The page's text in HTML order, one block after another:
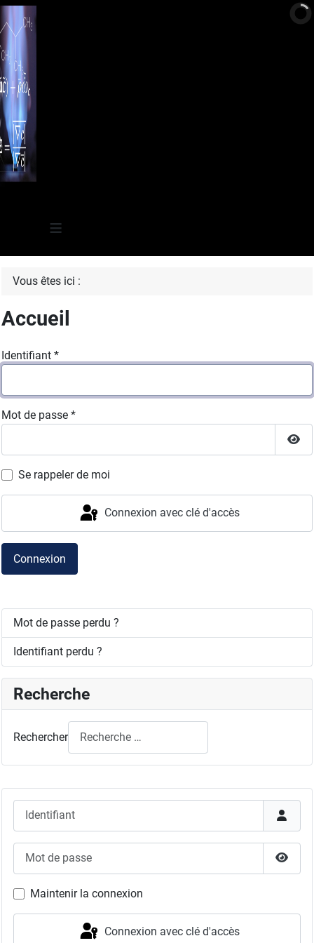
≡
Maintenir la connexion
Connexion avec clé d'accès
Vous êtes ici :
Accueil
Identifiant *
Mot de passe *
Se rappeler de moi
Connexion avec clé d'accès
Connexion
Mot de passe perdu ?
Identifiant perdu ?
Recherche
Rechercher